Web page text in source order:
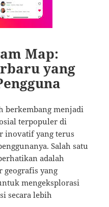
Map:
yang
berkembang menjadi
terpopuler di
inovatif yang terus
Salah satu
adalah
geografis yang
mengeksplorasi
secara lebih